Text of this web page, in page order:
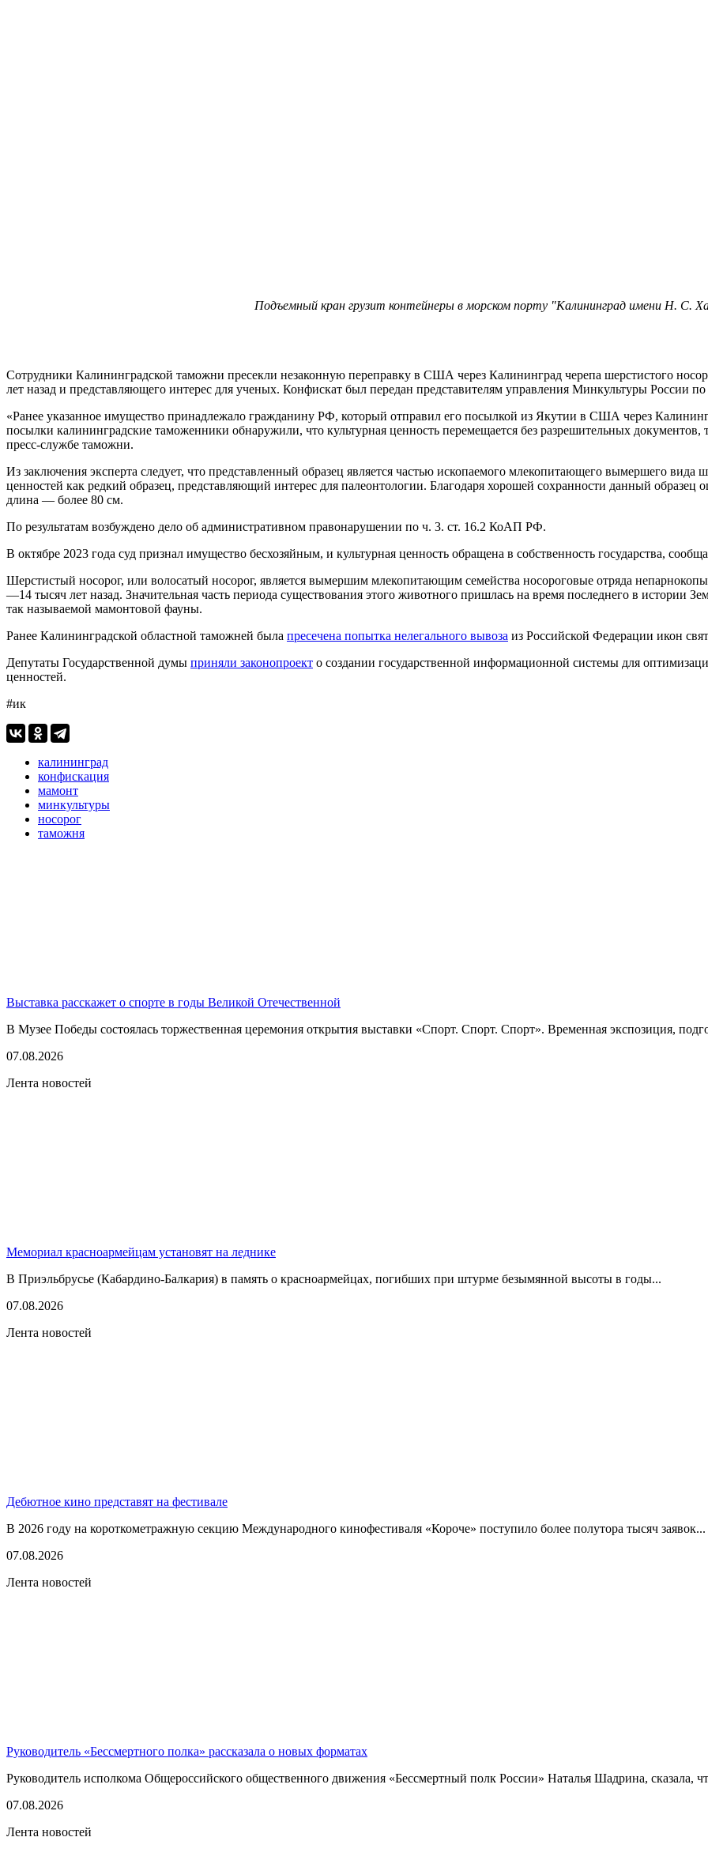
Подъемный кран грузит контейнеры в морском порту "Калининград имени Н. С.
Сотрудники Калининградской таможни пресекли незаконную переправку в США через Калининград черепа шерстистого
лет назад и представляющего интерес для ученых. Конфискат был передан представителям управления Минкультуры России
«Ранее указанное имущество принадлежало гражданину РФ, который отправил его посылкой из Якутии в США через
посылки калининградские таможенники обнаружили, что культурная ценность перемещается без разрешительных документов,
пресс-службе таможни.
Из заключения эксперта следует, что представленный образец является частью ископаемого млекопитающего вымершего вида
ценностей как редкий образец, представляющий интерес для палеонтологии. Благодаря хорошей сохранности данный образец
длина — более 80 см.
По результатам возбуждено дело об административном правонарушении по ч. 3. ст. 16.2 КоАП РФ.
В октябре 2023 года суд признал имущество бесхозяйным, и культурная ценность обращена в собственность государства,
Шерстистый носорог, или волосатый носорог, является вымершим млекопитающим семейства носороговые отряда
—14 тысяч лет назад. Значительная часть периода существования этого животного пришлась на время последнего в истории
так называемой мамонтовой фауны.
Ранее Калининградской областной таможней была пресечена попытка нелегального вывоза из Российской Федерации икон
Депутаты Государственной думы приняли законопроект о создании государственной информационной системы для
ценностей.
#ик
калининград
конфискация
мамонт
минкультуры
носорог
таможня
Выставка расскажет о спорте в годы Великой Отечественной
В Музее Победы состоялась торжественная церемония открытия выставки «Спорт. Спорт. Спорт». Временная экспозиция,
07.08.2026
Лента новостей
Мемориал красноармейцам установят на леднике
В Приэльбрусье (Кабардино-Балкария) в память о красноармейцах, погибших при штурме безымянной высоты в годы...
07.08.2026
Лента новостей
Дебютное кино представят на фестивале
В 2026 году на короткометражную секцию Международного кинофестиваля «Короче» поступило более полутора тысяч заявок...
07.08.2026
Лента новостей
Руководитель «Бессмертного полка» рассказала о новых форматах
Руководитель исполкома Общероссийского общественного движения «Бессмертный полк России» Наталья Шадрина, сказала,
07.08.2026
Лента новостей